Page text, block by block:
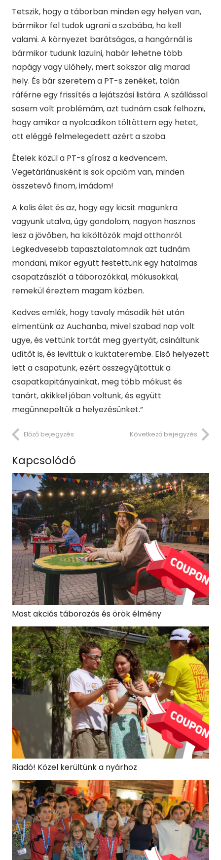
Tetszik, hogy a táborban minden egy helyen van,
bármikor fel tudok ugrani a szobába, ha kell
valami. A környezet barátságos, a hangárnál is
bármikor tudunk lazulni, habár lehetne több
napágy vagy ülőhely, mert sokszor alig marad
hely. És bár szeretem a PT-s zenéket, talán
ráférne egy frissítés a lejátszási listára. A szállással
sosem volt problémám, azt tudnám csak felhozni,
hogy amikor a nyolcadikon töltöttem egy hetet,
ott eléggé felmelegedett azért a szoba.
Ételek közül a PT-s gírosz a kedvencem.
Vegetáriánusként is sok opcióm van, minden
összetevő finom, imádom!
A kolis élet és az, hogy egy kicsit magunkra
vagyunk utalva, úgy gondolom, nagyon hasznos
lesz a jövőben, ha kiköltözök majd otthonról.
Legkedvesebb tapasztalatomnak azt tudnám
mondani, mikor együtt festettünk egy hatalmas
csapatzászlót a táborozókkal, mókusokkal,
remekül éreztem magam közben.
Kedves emlék, hogy tavaly második hét után
elmentünk az Auchanba, mivel szabad nap volt
ugye, és vettünk tortát meg gyertyát, csináltunk
üdítőt is, és levittük a kuktaterembe. Első helyezett
lett a csapatunk, ezért összegyűjtöttük a
csapatkapitányainkat, meg több mókust és
tanárt, akikkel jóban voltunk, és együtt
megünnepeltük a helyezésünket.”
Előző bejegyzés Következő bejegyzés
Kapcsolódó
Most akciós táborozás és örök élmény
Riadó! Közel kerültünk a nyárhoz